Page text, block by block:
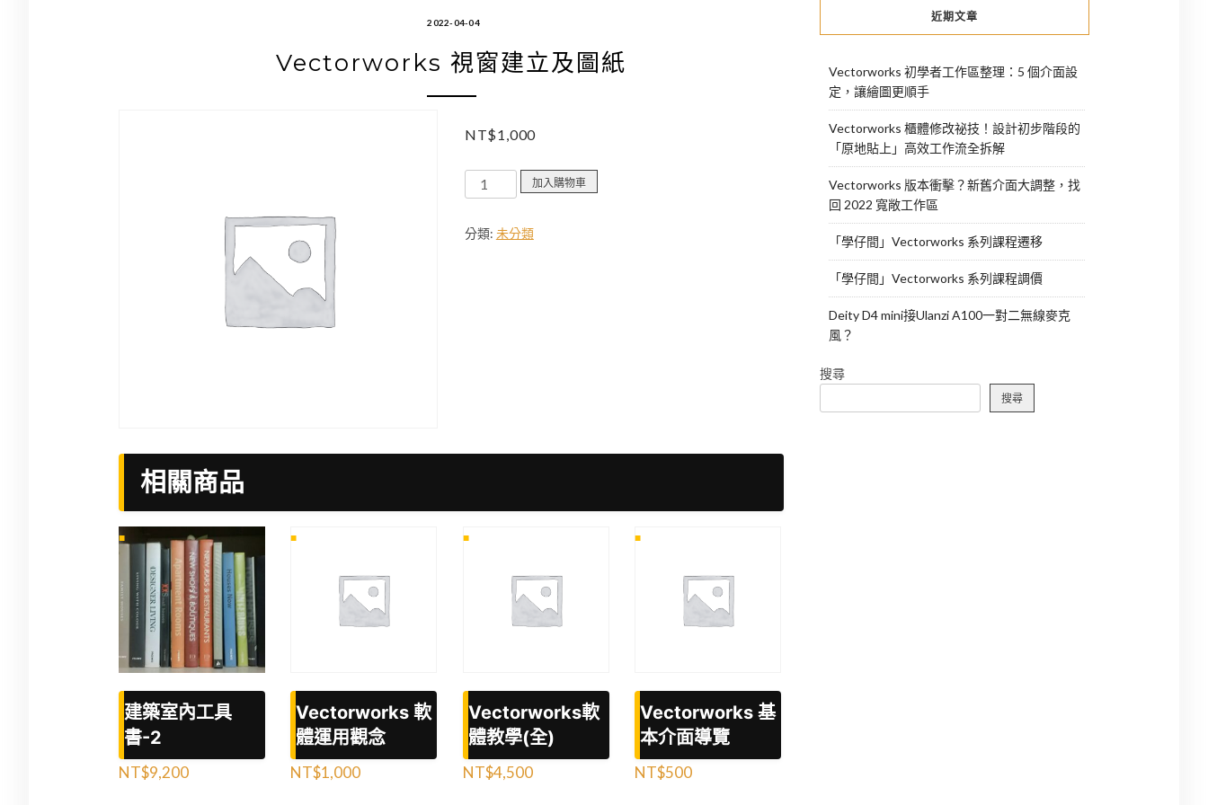
2022-04-04
Vectorworks 視窗建立及圖紙
NT$1,000
Vectorworks
視
建
加入購物車
分類: 未分類
相關商品
建築室內工具
書-2
NT$9,200
Vectorworks 軟
體運用觀念
NT$1,000
Vectorworks軟
體教學(全)
NT$4,500
Vectorworks 基
本介面導覽
NT$500
近期文章
Vectorworks 初學者工作區整理：5 個介面設
定，讓繪圖更順手
Vectorworks 櫃體修改祕技！設計初步階段的
「原地貼上」高效工作流全拆解
Vectorworks 版本衝擊？新舊介面大調整，找
回 2022 寬敞工作區
「學仔間」Vectorworks 系列課程遷移
「學仔間」Vectorworks 系列課程調價
Deity D4 mini接Ulanzi A100一對二無線麥克
風？
搜尋
搜尋